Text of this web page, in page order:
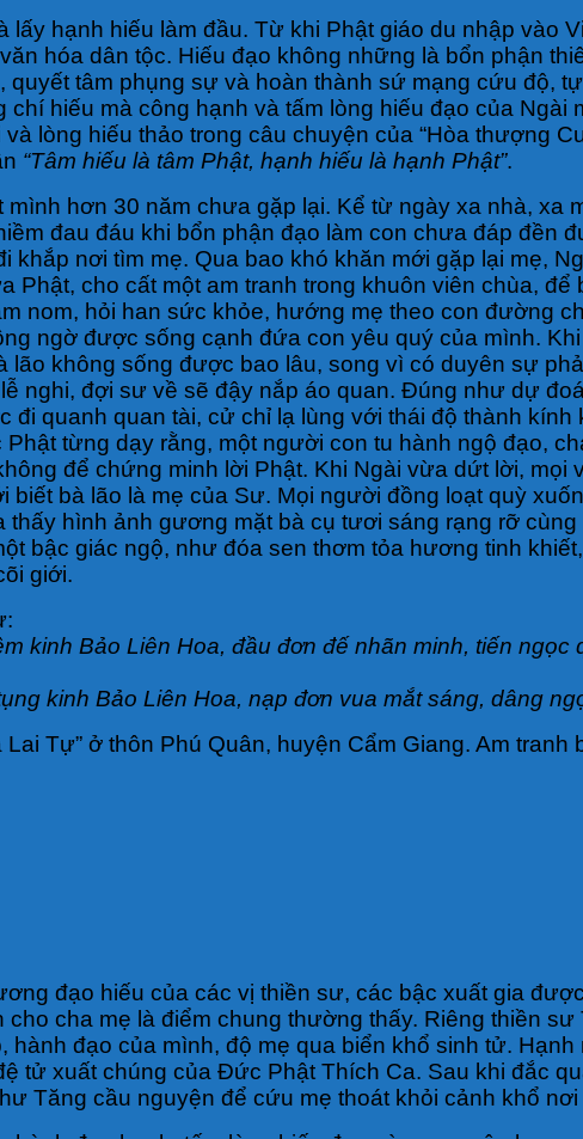
hạnh hiếu làm đầu. Từ khi Phật giáo du nhập vào
hóa dân tộc. Hiếu đạo không những là bổn phận
tâm phụng sự và hoàn thành sứ mạng cứu độ,
hiếu mà công hạnh và tấm lòng hiếu đạo của Ngài
lòng hiếu thảo trong câu chuyện của “Hòa thượng
“Tâm hiếu là tâm Phật, hạnh hiếu là hạnh Phật”.
hơn 30 năm chưa gặp lại. Kể từ ngày xa nhà, xa
đau đáu khi bổn phận đạo làm con chưa đáp đền
nơi tìm mẹ. Qua bao khó khăn mới gặp lại mẹ,
cho cất một am tranh trong khuôn viên chùa, để
nom, hỏi han sức khỏe, hướng mẹ theo con đường
ngờ được sống cạnh đứa con yêu quý của mình.
không sống được bao lâu, song vì có duyên sự
nghi, đợi sư về sẽ đậy nắp áo quan. Đúng như dự
quanh quan tài, cử chỉ lạ lùng với thái độ thành
từng dạy rằng, một người con tu hành ngộ đạo,
để chứng minh lời Phật. Khi Ngài vừa dứt lời, mọi
bà lão là mẹ của Sư. Mọi người đồng loạt quỳ
hình ảnh gương mặt bà cụ tươi sáng rạng rỡ
bậc giác ngộ, như đóa sen thơm tỏa hương tinh
giới.
kinh Bảo Liên Hoa, đầu đơn đế nhãn minh, tiến
kinh Bảo Liên Hoa, nạp đơn vua mắt sáng, dâng
Tự” ở thôn Phú Quân, huyện Cẩm Giang. Am tranh
đạo hiếu của các vị thiền sư, các bậc xuất gia
cha mẹ là điểm chung thường thấy. Riêng thiền sư
đạo của mình, độ mẹ qua biển khổ sinh tử.
tử xuất chúng của Đức Phật Thích Ca. Sau khi đắc
Tăng cầu nguyện để cứu mẹ thoát khỏi cảnh khổ nơi